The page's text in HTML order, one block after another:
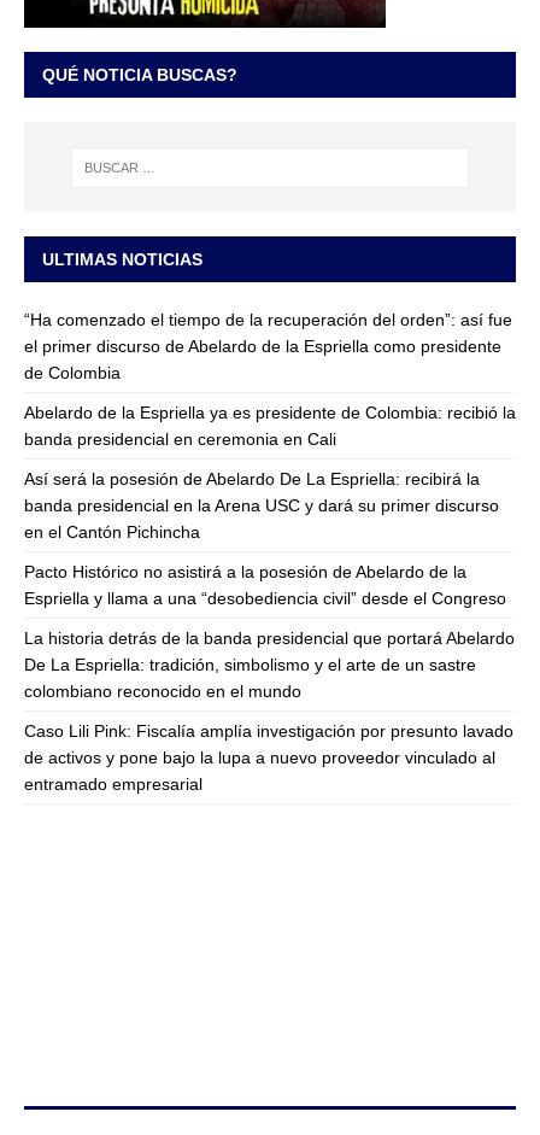
QUÉ NOTICIA BUSCAS?
ULTIMAS NOTICIAS
“Ha comenzado el tiempo de la recuperación del orden”: así fue
el primer discurso de Abelardo de la Espriella como presidente
de Colombia
Abelardo de la Espriella ya es presidente de Colombia: recibió la
banda presidencial en ceremonia en Cali
Así será la posesión de Abelardo De La Espriella: recibirá la
banda presidencial en la Arena USC y dará su primer discurso
en el Cantón Pichincha
Pacto Histórico no asistirá a la posesión de Abelardo de la
Espriella y llama a una “desobediencia civil” desde el Congreso
La historia detrás de la banda presidencial que portará Abelardo
De La Espriella: tradición, simbolismo y el arte de un sastre
colombiano reconocido en el mundo
Caso Lili Pink: Fiscalía amplía investigación por presunto lavado
de activos y pone bajo la lupa a nuevo proveedor vinculado al
entramado empresarial